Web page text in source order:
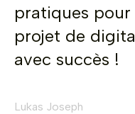
pratiques
projet de
avec succès !
Lukas Joseph